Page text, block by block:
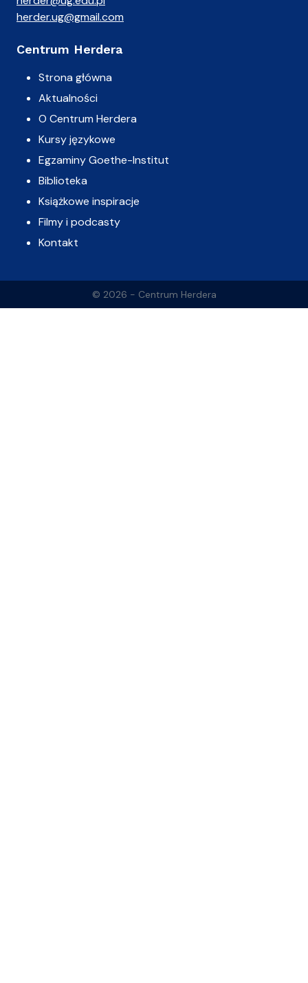
herder.ug@gmail.com
Centrum Herdera
Strona główna
Aktualności
O Centrum Herdera
Kursy językowe
Egzaminy Goethe-Institut
Biblioteka
Książkowe inspiracje
Filmy i podcasty
Kontakt
© 2026 - Centrum Herdera